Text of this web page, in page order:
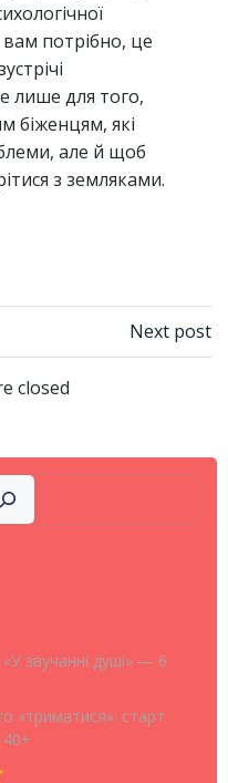
потрібно, це
лише для того,
біженцям, які
але й щоб
з земляками.
Next post
closed
звучанні душі» — 6
«триматися»: старт